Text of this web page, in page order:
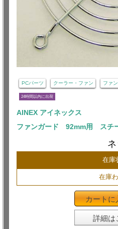
PCパーツ クーラー・ファン ファ
24時間以内に出荷
AINEX アイネックス
ファンガード 92mm用 スチ
ネ
在庫
在庫
カートに
詳細は